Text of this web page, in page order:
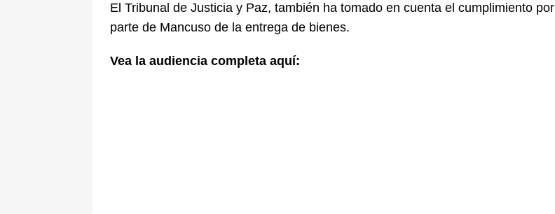
El Tribunal de Justicia y Paz, también ha tomado en cuenta el cumplimiento por
parte de Mancuso de la entrega de bienes.
Vea la audiencia completa aquí: